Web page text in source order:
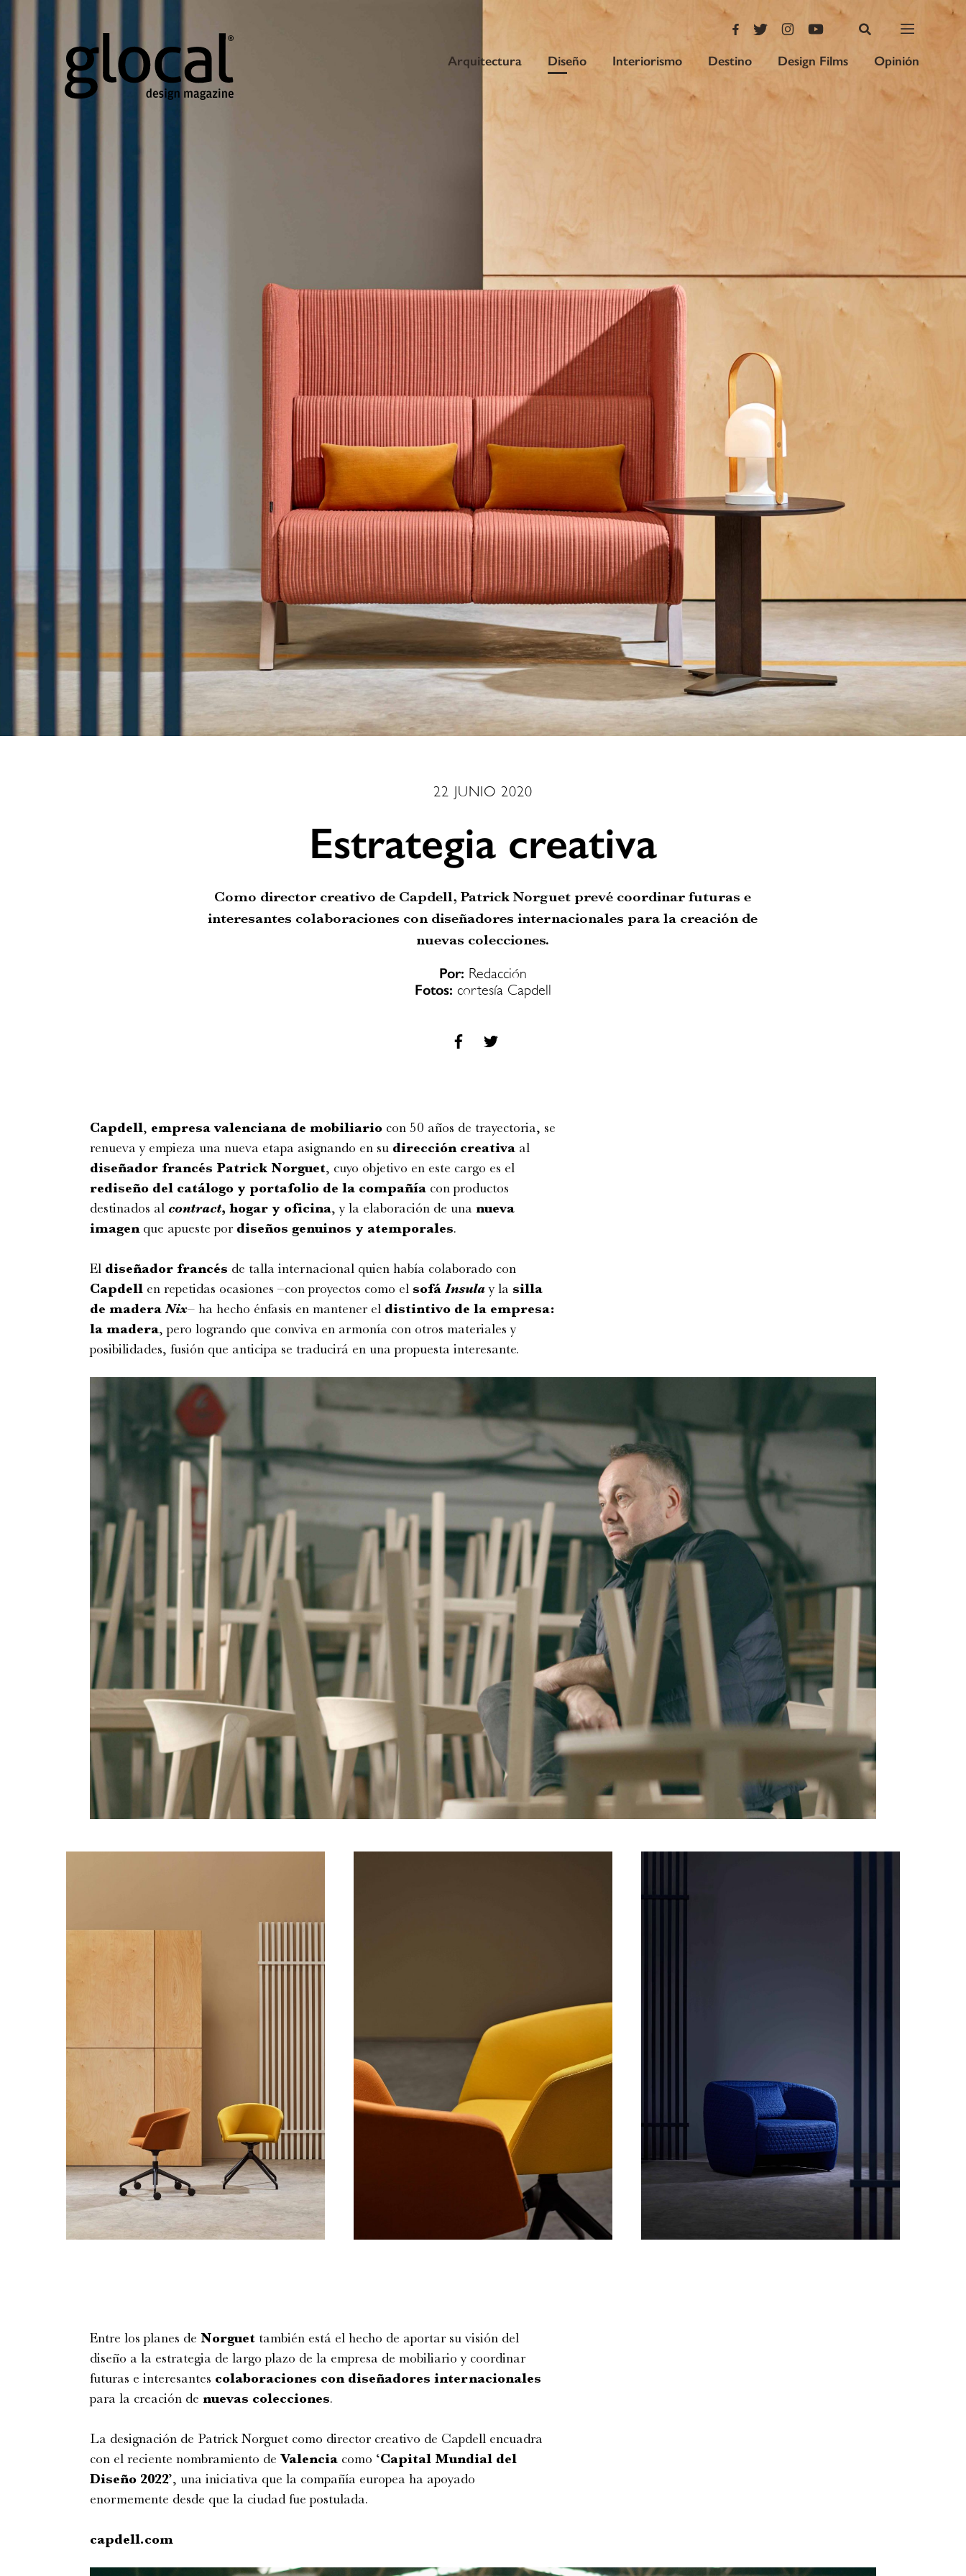
Arquitectura Diseño Interiorismo Destino Design Films Opinión
22 JUNIO 2020
Estrategia creativa
Como director creativo de Capdell, Patrick Norguet prevé coordinar futuras e
interesantes colaboraciones con diseñadores internacionales para la creación de
nuevas colecciones.
Por: Redacción
Fotos: cortesía Capdell
Capdell, empresa valenciana de mobiliario con 50 años de trayectoria, se
renueva y empieza una nueva etapa asignando en su dirección creativa al
diseñador francés Patrick Norguet, cuyo objetivo en este cargo es el
rediseño del catálogo y portafolio de la compañía con productos
destinados al contract, hogar y oficina, y la elaboración de una nueva
imagenque apueste por diseños genuinos y atemporales.
El diseñador francés de talla internacional quien había colaborado con
Capdell en repetidas ocasiones –con proyectos como el sofá Insula y la silla
de madera Nix– ha hecho énfasis en mantener el distintivo de la empresa:
la madera, pero logrando que conviva en armonía con otros materiales y
posibilidades, fusión que anticipa se traducirá en una propuesta interesante.
Entre los planes de Norguet también está el hecho de aportar su visión del
diseño a la estrategia de largo plazo de la empresa de mobiliario y coordinar
futuras e interesantes colaboraciones con diseñadores internacionales
para la creación de nuevas colecciones.
La designación de Patrick Norguet como director creativo de Capdell encuadra
con el reciente nombramiento de Valencia como ‘Capital Mundial del
Diseño 2022’, una iniciativa que la compañía europea ha apoyado
enormemente desde que la ciudad fue postulada.
capdell.com